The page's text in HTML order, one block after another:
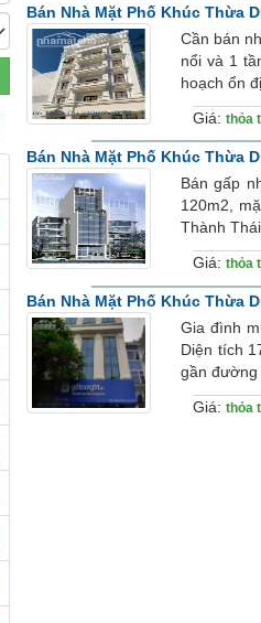
Bán Nhà Mặt Phố Khúc Thừa
Cần bán
nổi và 1
hoạch ổn
Giá: thỏa
Bán Nhà Mặt Phố Khúc Thừa
Bán gấp
120m2,
Thành
Giá: thỏa
Bán Nhà Mặt Phố Khúc Thừa
Gia đình
Diện tích
gần đường
Giá: thỏa